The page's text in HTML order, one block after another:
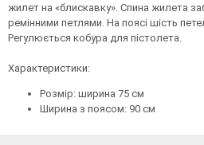
жилет на «блискавку». Спина жилета
ремінними петлями. На поясі шість
Регулюється кобура для пістолета.
Характеристики:
Розмір: ширина 75 см
Ширина з поясом: 90 см